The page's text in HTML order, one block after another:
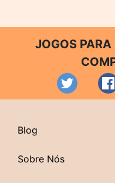
JOGOS PARA
Blog
Sobre Nós